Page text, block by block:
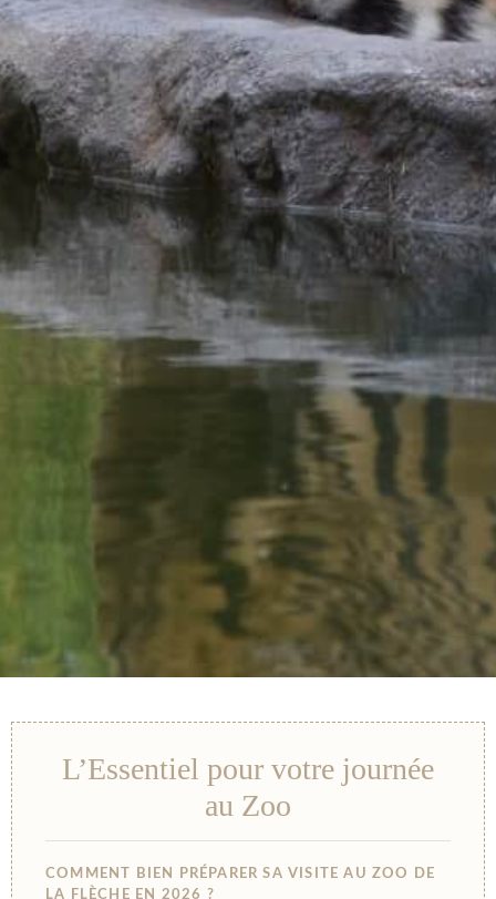
L’Essentiel pour votre journée
au Zoo
COMMENT BIEN PRÉPARER SA VISITE AU ZOO DE
LA FLÈCHE EN 2026 ?